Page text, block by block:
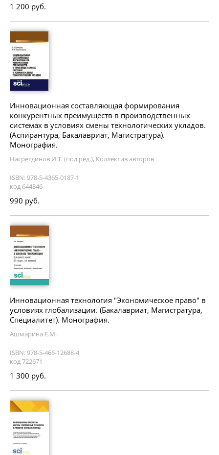
1 200 руб.
Инновационная составляющая формирования
конкурентных преимуществ в производственных
системах в условиях смены технологических укладов.
(Аспирантура, Бакалавриат, Магистратура).
Монография.
Насретдинов И.Т. (под ред.), Коллектив авторов
ISBN: 978-5-4365-0187-1
код 644846
990 руб.
Инновационная технология "Экономическое право" в
условиях глобализации. (Бакалавриат, Магистратура,
Специалитет). Монография.
Ашмарина Е.М.
ISBN: 978-5-466-12688-4
код 722671
1 300 руб.